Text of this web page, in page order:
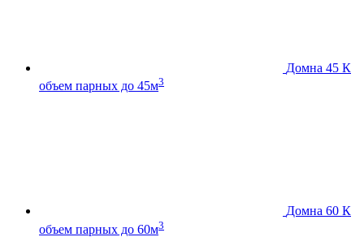
Домна 45 К
объем парных до 45м3
Домна 60 К
объем парных до 60м3